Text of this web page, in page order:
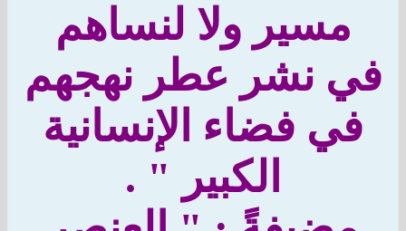
مسير ولا لنساهم
نشر عطر نهجهم
فضاء الإنسانية
الكبير " .